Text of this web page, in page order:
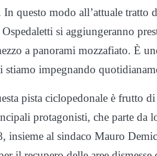
questo modo all’attuale tratto
si aggiungeranno
a panorami mozzafiato. È
stiamo impegnando
pista ciclopedonale è frutto
protagonisti, che parte da
insieme al sindaco Mauro